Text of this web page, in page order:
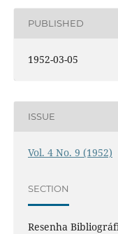
PUBLISHED
1952-03-05
ISSUE
Vol. 4 No. 9 (1952)
SECTION
Resenha